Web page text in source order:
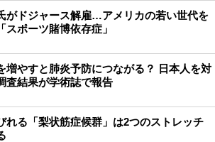
がドジャース解雇…アメリカの若い世代を
スポーツ賭博依存症」
増やすと肺炎予防につながる？ 日本人を対
査結果が学術誌で報告
れる「梨状筋症候群」は2つのストレッチ